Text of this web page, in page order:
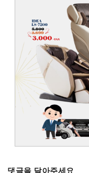
댓글을 달아주세요